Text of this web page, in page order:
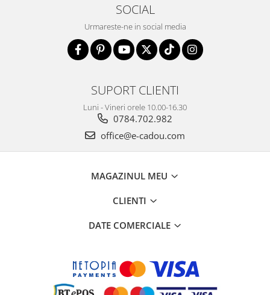
SOCIAL
Urmareste-ne in social media
SUPORT CLIENTI
Luni - Vineri orele 10.00-16.30
0784.702.982
office@e-cadou.com
MAGAZINUL MEU
CLIENTI
DATE COMERCIALE